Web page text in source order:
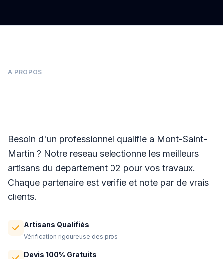
A PROPOS
Besoin d'un professionnel qualifie a Mont-Saint-
Martin ? Notre reseau selectionne les meilleurs
artisans du departement 02 pour vos travaux.
Chaque partenaire est verifie et note par de vrais
clients.
Artisans Qualifiés
Vérification rigoureuse des pros
Devis 100% Gratuits